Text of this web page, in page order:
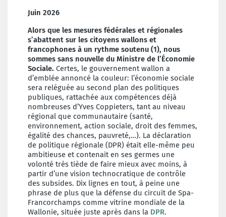
Juin 2026
Alors que les mesures fédérales et régionales
s’abattent sur les citoyens wallons et
francophones à un rythme soutenu (1), nous
sommes sans nouvelle du Ministre de l’Économie
Sociale. Certes, le gouvernement wallon a
d’emblée annoncé la couleur: l’économie sociale
sera reléguée au second plan des politiques
publiques, rattachée aux compétences déjà
nombreuses d’Yves Coppieters, tant au niveau
régional que communautaire (santé,
environnement, action sociale, droit des femmes,
égalité des chances, pauvreté,…). La déclaration
de politique régionale (DPR) était elle-même peu
ambitieuse et contenait en ses germes une
volonté très tiède de faire mieux avec moins, à
partir d’une vision technocratique de contrôle
des subsides. Dix lignes en tout, à peine une
phrase de plus que la défense du circuit de Spa-
Francorchamps comme vitrine mondiale de la
Wallonie, située juste après dans la DPR.